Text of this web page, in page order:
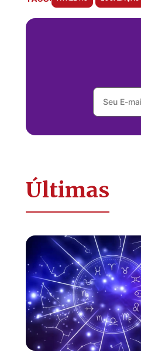
Últimas